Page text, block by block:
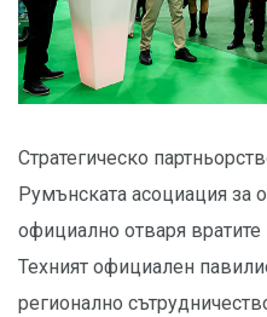
Стратегическо
Румънската асоциация за
официално отваря
Техният официален
регионално